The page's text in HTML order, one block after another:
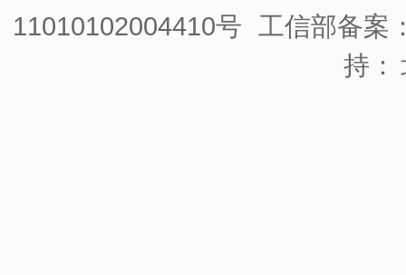
11010102004410号 工信部备案
持：